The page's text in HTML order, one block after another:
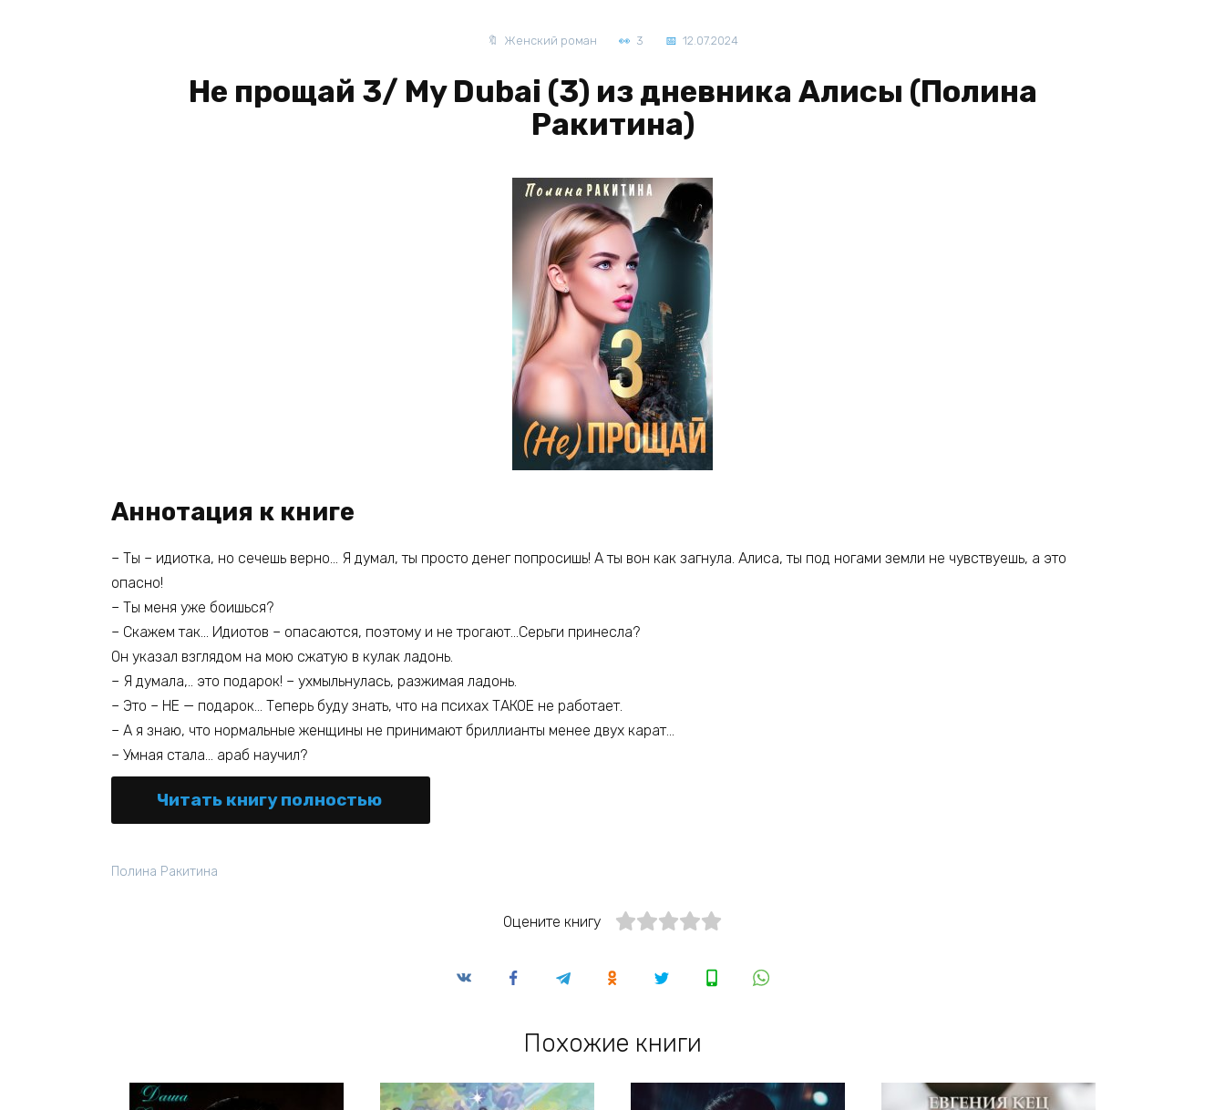
Женский роман 3 12.07.2024
Не прощай 3/ My Dubai (3) из дневника Алисы (Полина
Ракитина)
Аннотация к книге
– Ты – идиотка, но сечешь верно… Я думал, ты просто денег попросишь! А ты вон как загнула. Алиса, ты под ногами земли не чувствуешь, а это
опасно!
– Ты меня уже боишься?
– Скажем так… Идиотов – опасаются, поэтому и не трогают…Серьги принесла?
Он указал взглядом на мою сжатую в кулак ладонь.
– Я думала,.. это подарок! – ухмыльнулась, разжимая ладонь.
– Это – НЕ — подарок… Теперь буду знать, что на психах ТАКОЕ не работает.
– А я знаю, что нормальные женщины не принимают бриллианты менее двух карат…
– Умная стала… араб научил?
Читать книгу полностью
Полина Ракитина
Оцените книгу
Похожие книги